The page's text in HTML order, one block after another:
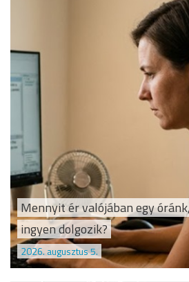
Mennyit ér valójában egy
ingyen dolgozik?
2026. augusztus 5.